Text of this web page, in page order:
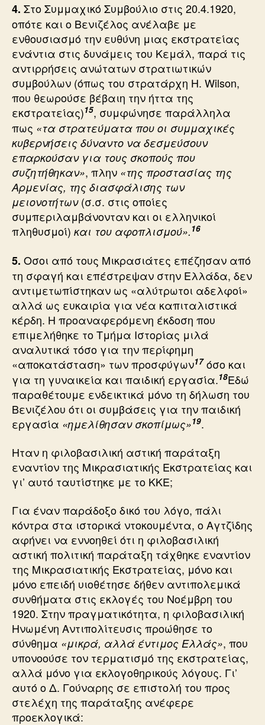
4. Στο Συμμαχικό Συμβούλιο στις 20.4.1920,
οπότε και ο Βενιζέλος ανέλαβε με
ενθουσιασμό την ευθύνη μιας εκστρατείας
ενάντια στις δυνάμεις του Κεμάλ, παρά τις
αντιρρήσεις ανώτατων στρατιωτικών
συμβούλων (όπως του στρατάρχη H. Wilson,
που θεωρούσε βέβαιη την ήττα της
εκστρατείας)15, συμφώνησε παράλληλα
πως «τα στρατεύματα που οι συμμαχικές
κυβερνήσεις δύναντο να δεσμεύσουν
επαρκούσαν για τους σκοπούς που
συζητήθηκαν», πλην «της προστασίας της
Αρμενίας, της διασφάλισης των
μειονοτήτων(σ.σ. στις οποίες
συμπεριλαμβάνονταν και οι ελληνικοί
πληθυσμοί) και του αφοπλισμού».16
5. Οσοι από τους Μικρασιάτες επέζησαν από
τη σφαγή και επέστρεψαν στην Ελλάδα, δεν
αντιμετωπίστηκαν ως «αλύτρωτοι αδελφοί»
αλλά ως ευκαιρία για νέα καπιταλιστικά
κέρδη. Η προαναφερόμενη έκδοση που
επιμελήθηκε το Τμήμα Ιστορίας μιλά
αναλυτικά τόσο για την περίφημη
«αποκατάσταση» των προσφύγων17όσο και
για τη γυναικεία και παιδική εργασία.18Εδώ
παραθέτουμε ενδεικτικά μόνο τη δήλωση του
Βενιζέλου ότι οι συμβάσεις για την παιδική
εργασία «ημελίθησαν σκοπίμως»19.
Ηταν η φιλοβασιλική αστική παράταξη
εναντίον της Μικρασιατικής Εκστρατείας και
γι’ αυτό ταυτίστηκε με το ΚΚΕ;
Για έναν παράδοξο δικό του λόγο, πάλι
κόντρα στα ιστορικά ντοκουμέντα, ο Αγτζίδης
αφήνει να εννοηθεί ότι η φιλοβασιλική
αστική πολιτική παράταξη τάχθηκε εναντίον
της Μικρασιατικής Εκστρατείας, μόνο και
μόνο επειδή υιοθέτησε δήθεν αντιπολεμικά
συνθήματα στις εκλογές του Νοέμβρη του
1920. Στην πραγματικότητα, η φιλοβασιλική
Ηνωμένη Αντιπολίτευσις προώθησε το
σύνθημα «μικρά, αλλά έντιμος Ελλάς», που
υπονοούσε τον τερματισμό της εκστρατείας,
αλλά μόνο για εκλογοθηρικούς λόγους. Γι’
αυτό ο Δ. Γούναρης σε επιστολή του προς
στελέχη της παράταξης ανέφερε
προεκλογικά: